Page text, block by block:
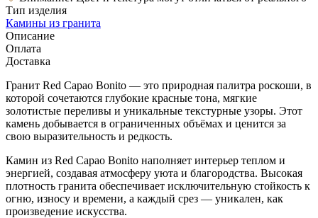
Тип изделия
Камины из гранита
Описание
Оплата
Доставка
Гранит Red Capao Bonito — это природная палитра роскоши, в
которой сочетаются глубокие красные тона, мягкие
золотистые переливы и уникальные текстурные узоры. Этот
камень добывается в ограниченных объёмах и ценится за
свою выразительность и редкость.
Камин из Red Capao Bonito наполняет интерьер теплом и
энергией, создавая атмосферу уюта и благородства. Высокая
плотность гранита обеспечивает исключительную стойкость к
огню, износу и времени, а каждый срез — уникален, как
произведение искусства.